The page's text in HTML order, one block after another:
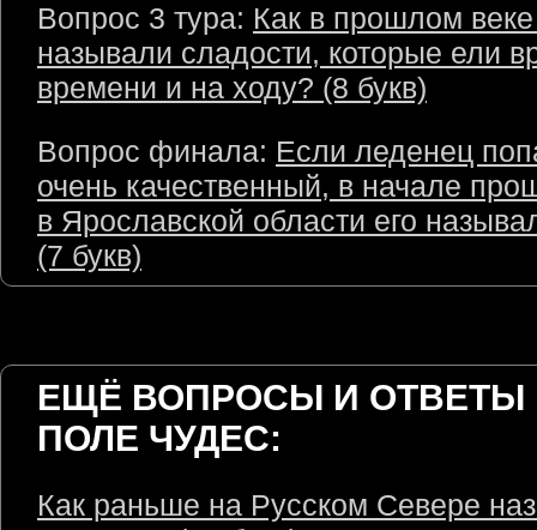
Вопрос 3 тура: Как в прошлом
называли сладости, которые ели
времени и на ходу? (8 букв)
Вопрос финала: Если леденец
очень качественный, в начале
в Ярославской области его
(7 букв)
ЕЩЁ ВОПРОСЫ И ОТВЕТЫ
ПОЛЕ ЧУДЕС:
Как раньше на Русском Севере